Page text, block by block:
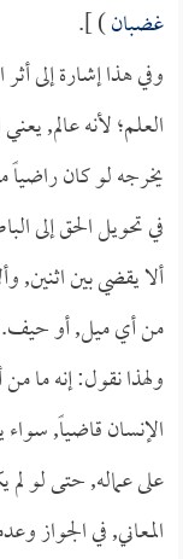
غضبان) ].
وفي هذا إشارة إلى
العلم؛ لأنه عالم,
يخرجه لو كان راضياً
في تحويل الحق إلى
ألا يقضي بين اثنين,
من أي ميل, أو حيف.
ولهذا نقول: إنه ما
الإنسان قاضياً,
على عماله, حتى لو
المعاني, في الجواز